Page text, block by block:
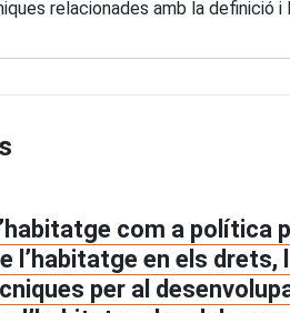
relacionades amb la definició
com a política
l’habitatge en els
per al